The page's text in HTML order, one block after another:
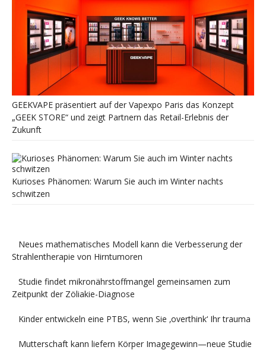
GEEKVAPE präsentiert auf der Vapexpo Paris das Konzept
„GEEK STORE“ und zeigt Partnern das Retail-Erlebnis der
Zukunft
Kurioses Phänomen: Warum Sie auch im Winter nachts
schwitzen
Neues mathematisches Modell kann die Verbesserung der
Strahlentherapie von Hirntumoren
Studie findet mikronährstoffmangel gemeinsamen zum
Zeitpunkt der Zöliakie-Diagnose
Kinder entwickeln eine PTBS, wenn Sie ‚overthink‘ Ihr trauma
Mutterschaft kann liefern Körper Imagegewinn—neue Studie